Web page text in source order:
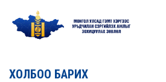
ХОЛБОО БАРИХ